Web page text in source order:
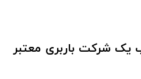
یک شرکت باربری معتبر